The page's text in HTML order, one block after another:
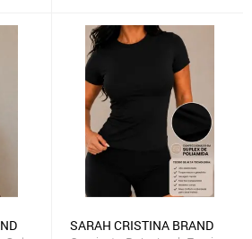
SARAH CRISTINA BRAND